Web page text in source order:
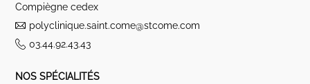
Compiègne cedex
polyclinique.saint.come@stcome.com
03.44.92.43.43
NOS SPÉCIALITÉS